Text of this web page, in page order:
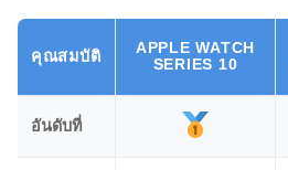
คุณสมบัติ
APPLE WATCH
SERIES 10
อันดับที่